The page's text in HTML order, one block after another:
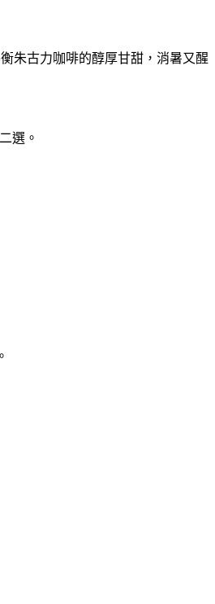
朱古力咖啡的醇厚甘甜，消暑又醒
選。